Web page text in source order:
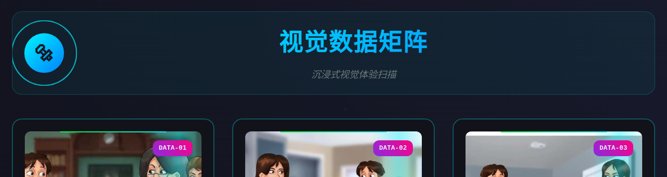
🔩 视觉数据矩阵
沉浸式视觉体验扫描
DATA-01 DATA-02 DATA-03